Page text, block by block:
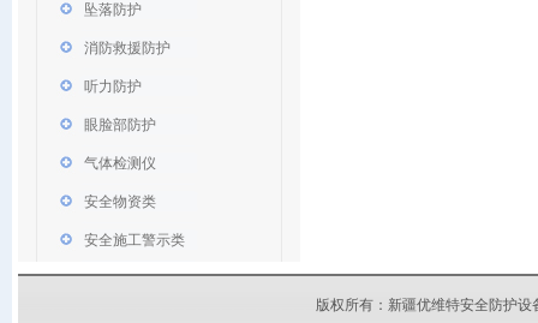
坠落防护
消防救援防护
听力防护
眼脸部防护
气体检测仪
安全物资类
安全施工警示类
版权所有：新疆优维特安全防护设